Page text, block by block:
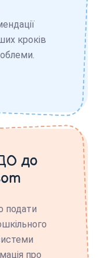
кроків
до
подати
про